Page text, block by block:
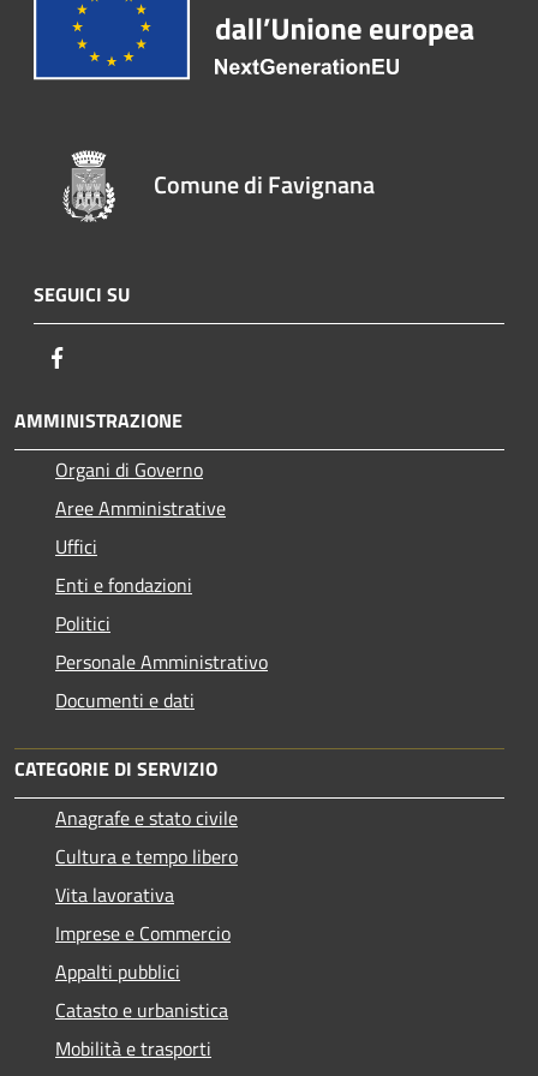
Comune di Favignana
SEGUICI SU
AMMINISTRAZIONE
Organi di Governo
Aree Amministrative
Uffici
Enti e fondazioni
Politici
Personale Amministrativo
Documenti e dati
CATEGORIE DI SERVIZIO
Anagrafe e stato civile
Cultura e tempo libero
Vita lavorativa
Imprese e Commercio
Appalti pubblici
Catasto e urbanistica
Mobilità e trasporti